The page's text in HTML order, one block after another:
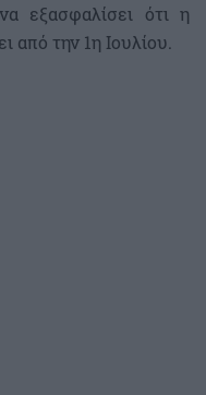
εξασφαλίσει ότι η
από την 1η Ιουλίου.